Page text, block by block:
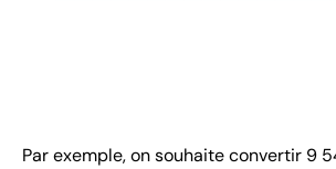
Par exemple, on souhaite convertir 9